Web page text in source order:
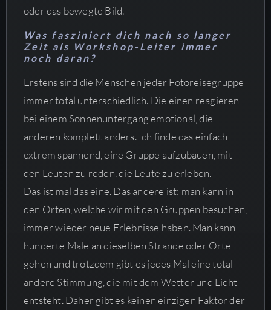
oder das bewegte Bild.
Was fasziniert dich nach so langer
Zeit als Workshop-Leiter immer
noch daran?
Erstens sind die Menschen jeder Fotoreisegruppe
immer total unterschiedlich. Die einen reagieren
bei einem Sonnenuntergang emotional, die
anderen komplett anders. Ich finde das einfach
extrem spannend, eine Gruppe aufzubauen, mit
den Leuten zu reden, die Leute zu erleben.
Das ist mal das eine. Das andere ist: man kann in
den Orten, welche wir mit den Gruppen besuchen,
immer wieder neue Erlebnisse haben. Man kann
hunderte Male an dieselben Strände oder Orte
gehen und trotzdem gibt es jedes Mal eine total
andere Stimmung, die mit dem Wetter und Licht
entsteht. Daher gibt es keinen einzigen Faktor der